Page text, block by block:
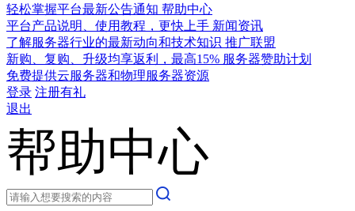
轻松掌握平台最新公告通知 帮助中心
平台产品说明、使用教程，更快上手 新闻资讯
了解服务器行业的最新动向和技术知识 推广联盟
新购、复购、升级均享返利，最高15% 服务器赞助计划
免费提供云服务器和物理服务器资源
登录 注册有礼
退出
帮助中心